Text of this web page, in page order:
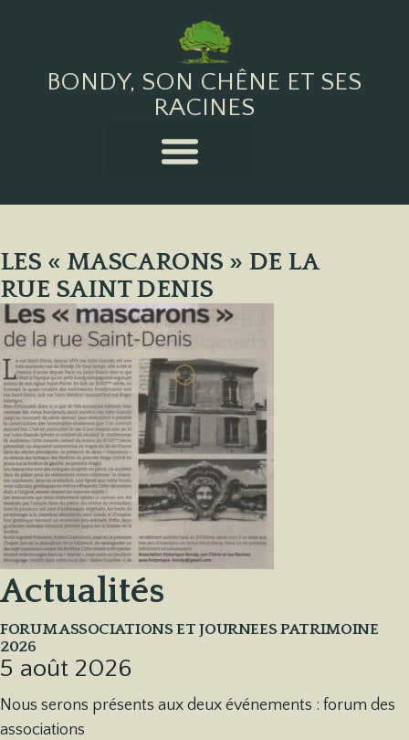
BONDY, SON CHÊNE ET SES
RACINES
LES « MASCARONS » DE LA
RUE SAINT DENIS
Actualités
FORUM ASSOCIATIONS ET JOURNEES PATRIMOINE
2026
5 août 2026
Nous serons présents aux deux événements : forum des
associations